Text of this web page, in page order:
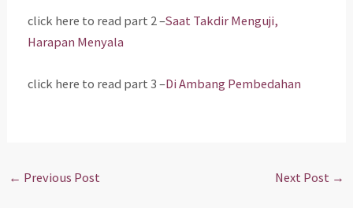
click here to read part 2 –Saat Takdir Menguji,
Harapan Menyala
click here to read part 3 –Di Ambang Pembedahan
← Previous Post Next Post →